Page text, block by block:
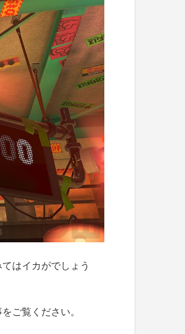
はイカがでしょう
ご覧ください。